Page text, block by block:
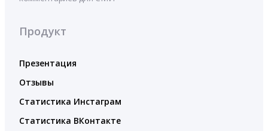
Продукт
Презентация
Отзывы
Статистика Инстаграм
Статистика ВКонтакте